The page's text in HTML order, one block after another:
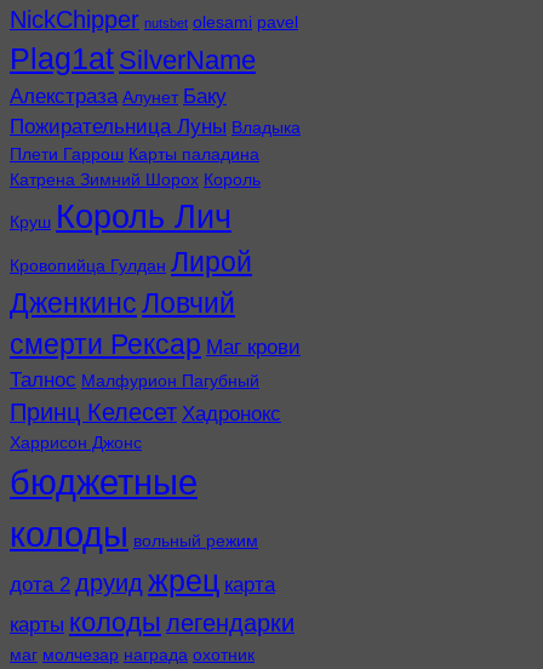
NickChipper nutsbet olesami pavel
Plag1at SilverName
Алекстраза Алунет Баку
Пожирательница Луны Владыка
Плети Гаррош Карты паладина
Катрена Зимний Шорох Король
Круш Король Лич
Кровопийца Гулдан Лирой
ДженкинсЛовчий
смерти Рексар Маг крови
Талнос Малфурион Пагубный
Принц Келесет Хадронокс
Харрисон Джонс
бюджетные
колоды вольный режим
дота 2 друид жрец карта
карты колоды легендарки
маг молчезар награда охотник